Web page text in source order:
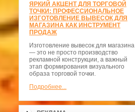
ЯРКИЙ АКЦЕНТ ДЛЯ ТОРГОВОЙ
ТОЧКИ: ПРОФЕССИОНАЛЬНОЕ
ИЗГОТОВЛЕНИЕ ВЫВЕСОК ДЛЯ
МАГАЗИНА КАК ИНСТРУМЕНТ
ПРОДАЖ
Изготовление вывесок для магазина
— это не просто производство
рекламной конструкции, а важный
этап формирования визуального
образа торговой точки.
Подробнее...